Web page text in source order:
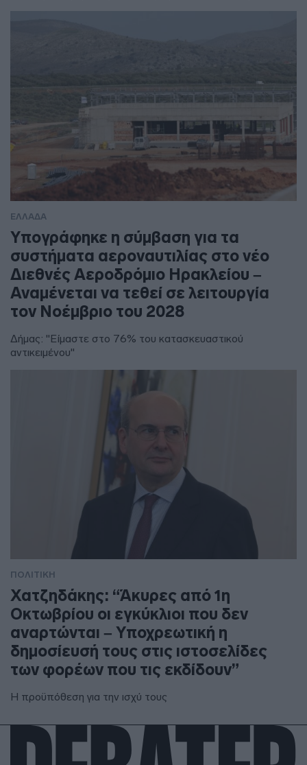
ΕΛΛΑΔΑ
Υπογράφηκε η σύμβαση για τα
συστήματα αεροναυτιλίας στο νέο
Διεθνές Αεροδρόμιο Ηρακλείου –
Αναμένεται να τεθεί σε λειτουργία
τον Νοέμβριο του 2028
Δήμας: "Είμαστε στο 76% του κατασκευαστικού
αντικειμένου"
ΠΟΛΙΤΙΚΗ
Χατζηδάκης: “Άκυρες από 1η
Οκτωβρίου οι εγκύκλιοι που δεν
αναρτώνται – Υποχρεωτική η
δημοσίευσή τους στις ιστοσελίδες
των φορέων που τις εκδίδουν”
Η προϋπόθεση για την ισχύ τους